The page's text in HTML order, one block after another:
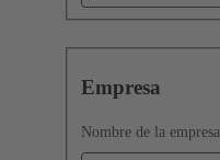
Empresa
Nombre de la empresa